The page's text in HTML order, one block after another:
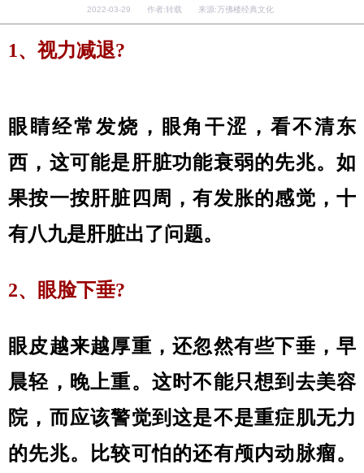
2022-03-29 作者:转载 来源:万佛楼经典文化
1、视力减退?
眼睛经常发烧，眼角干涩，看不清东
西，这可能是肝脏功能衰弱的先兆。如
果按一按肝脏四周，有发胀的感觉，十
有八九是肝脏出了问题。
2、眼脸下垂?
眼皮越来越厚重，还忽然有些下垂，早
晨轻，晚上重。这时不能只想到去美容
院，而应该警觉到这是不是重症肌无力
的先兆。比较可怕的还有颅内动脉瘤。